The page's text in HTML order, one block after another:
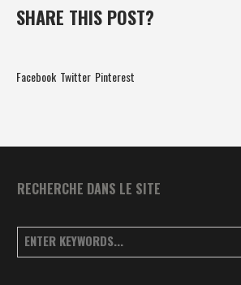
SHARE THIS POST?
Facebook Twitter Pinterest
RECHERCHE DANS LE SITE